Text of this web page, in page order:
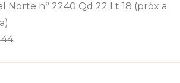
Norte n° 2240 Qd 22 Lt 18 (próx a